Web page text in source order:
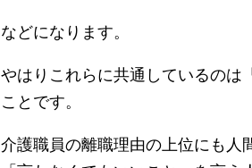
などになります。
やはりこれらに共通しているのは
ことです。
介護職員の離職理由の上位にも人